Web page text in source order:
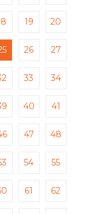
19 20
26 27
33 34
40 41
47 48
54 55
61 62